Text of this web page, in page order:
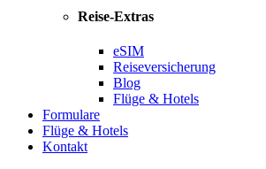
Reise-Extras
eSIM
Reiseversicherung
Blog
Flüge & Hotels
Formulare
Flüge & Hotels
Kontakt